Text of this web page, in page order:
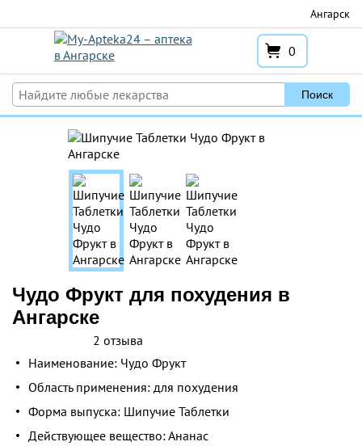
к
содержимому
Ангарск
0
Поиск
Чудо Фрукт для похудения в
Ангарске
2 отзыва
Наименование: Чудо Фрукт
Область применения: для похудения
Форма выпуска: Шипучие Таблетки
Действующее вещество: Ананас